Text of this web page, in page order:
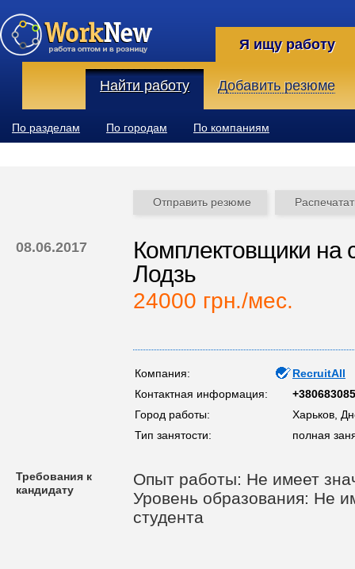
Я ищу работу
Найти работу Добавить резюме
По разделам По городам По компаниям
Отправить резюме
08.06.2017
Комплектовщики на
Лодзь
24000 грн./мес.
Компания:
RecruitAll
Контактная информация:
Город работы:
Харьков,
Тип занятости:
полная
Требования к
кандидату
Опыт работы: Не имеет
Уровень образования: Не
студента